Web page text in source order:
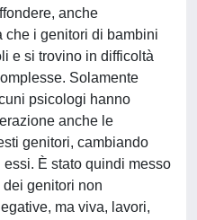
anche
che i genitori di bambini
e si trovino in difficoltà
Solamente
psicologi hanno
anche le
genitori, cambiando
essi. È stato quindi messo
genitori non
ma viva, lavori,